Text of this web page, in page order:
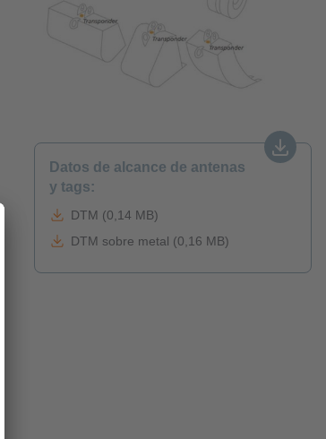
Datos de alcance de antenas
y tags:
DTM (0,14 MB)
DTM sobre metal (0,16 MB)